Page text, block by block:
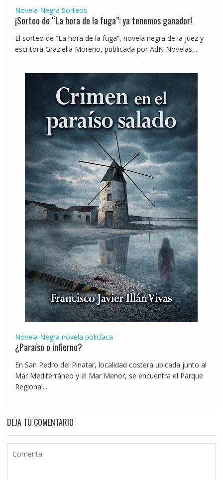
Novela Negra Sorteos
¡Sorteo de “La hora de la fuga”: ya tenemos ganador!
El sorteo de “La hora de la fuga”, novela negra de la juez y
escritora Graziella Moreno, publicada por AdN Novelas,...
Novela Negra novela policíaca
¿Paraíso o infierno?
En San Pedro del Pinatar, localidad costera ubicada junto al
Mar Mediterráneo y el Mar Menor, se encuentra el Parque
Regional...
DEJA TU COMENTARIO